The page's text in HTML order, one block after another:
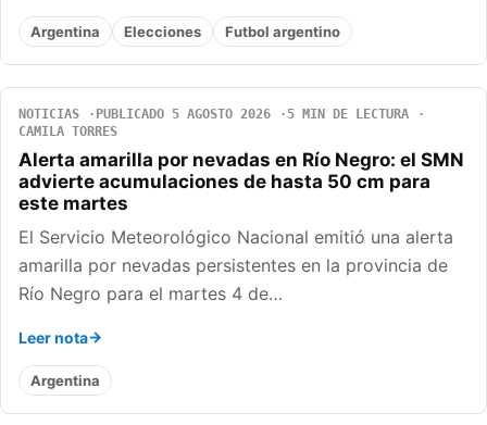
Argentina Elecciones Futbol argentino
NOTICIAS PUBLICADO 5 AGOSTO 2026
5 MIN DE LECTURA
CAMILA TORRES
Alerta amarilla por nevadas en Río Negro: el SMN
advierte acumulaciones de hasta 50 cm para
este martes
El Servicio Meteorológico Nacional emitió una alerta
amarilla por nevadas persistentes en la provincia de
Río Negro para el martes 4 de…
Leer nota
Argentina